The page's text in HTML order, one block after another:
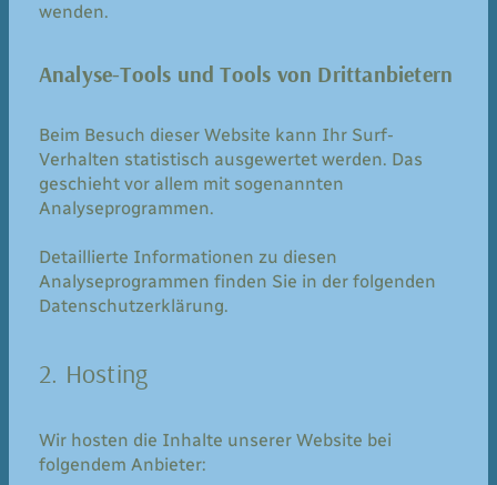
wenden.
Analyse-Tools und Tools von Drittanbietern
Beim Besuch dieser Website kann Ihr Surf-
Verhalten statistisch ausgewertet werden. Das
geschieht vor allem mit sogenannten
Analyseprogrammen.
Detaillierte Informationen zu diesen
Analyseprogrammen finden Sie in der folgenden
Datenschutzerklärung.
2. Hosting
Wir hosten die Inhalte unserer Website bei
folgendem Anbieter: